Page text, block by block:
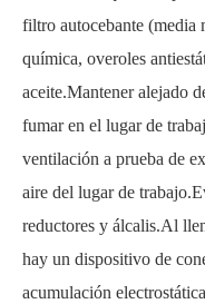
filtro autocebante (media
química, overoles
aceite.Mantener alejado
fumar en el lugar de
ventilación a prueba de
aire del lugar de
reductores y álcalis.Al
hay un dispositivo de
acumulación